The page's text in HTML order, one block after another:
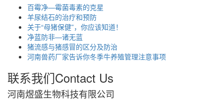
百霉净—霉菌毒素的克星
羊尿结石的治疗和预防
关于“母猪保健”，你应该知道！
净蓝防非—诸无蓝
猪流感与猪感冒的区分及防治
河南兽药厂家告诉你冬季牛养殖管理注意事项
联系我们Contact Us
河南煜盛生物科技有限公司